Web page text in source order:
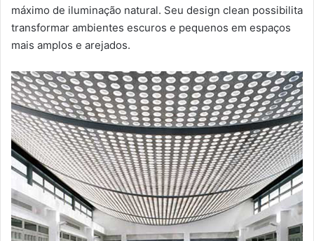
máximo de iluminação natural. Seu design clean possibilita
transformar ambientes escuros e pequenos em espaços
mais amplos e arejados.